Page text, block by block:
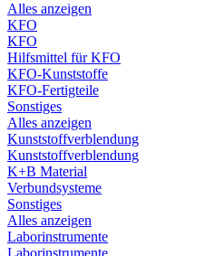
Alles anzeigen
KFO
KFO
Hilfsmittel für KFO
KFO-Kunststoffe
KFO-Fertigteile
Sonstiges
Alles anzeigen
Kunststoffverblendung
Kunststoffverblendung
K+B Material
Verbundsysteme
Sonstiges
Alles anzeigen
Laborinstrumente
Laborinstrumente